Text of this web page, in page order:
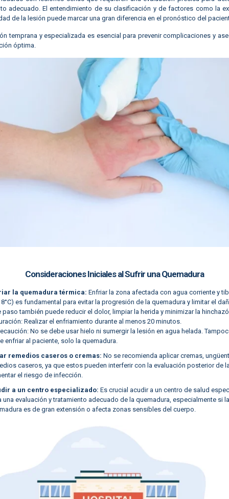
adecuado. El entendimiento de su clasificación y de factores como la
de la lesión puede marcar una gran diferencia en el pronóstico del
temprana y especializada es esencial para prevenir complicaciones y
óptima.
Consideraciones Iniciales al Sufrir una Quemadura
la quemadura térmica: Enfriar la zona afectada con agua corriente y
es fundamental para evitar la progresión de la quemadura y limitar el
paso también puede reducir el dolor, limpiar la herida y minimizar la
Realizar el enfriamiento durante al menos 20 minutos.
No se debe usar hielo ni sumergir la lesión en agua helada.
enfriar al paciente, solo la quemadura.
remedios caseros o cremas: No se recomienda aplicar cremas,
caseros, ya que estos pueden interferir con la evaluación posterior de
el riesgo de infección.
a un centro especializado: Es crucial acudir a un centro de salud
una evaluación y tratamiento adecuado de la quemadura, especialmente si la
es de gran extensión o afecta zonas sensibles del cuerpo.